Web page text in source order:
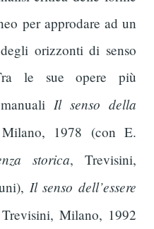
per approdare ad un
orizzonti di senso
le sue opere più
Il senso della
1978 (con E.
storica, Trevisini,
Il senso dell’essere
Milano, 1992